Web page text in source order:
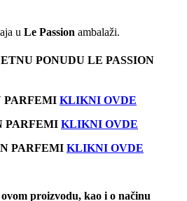
u Le Passion ambalaži.
PONUDU LE PASSION
PARFEMI KLIKNI OVDE
PARFEMI KLIKNI OVDE
PARFEMI KLIKNI OVDE
proizvodu, kao i o načinu